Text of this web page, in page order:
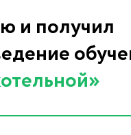
и получил